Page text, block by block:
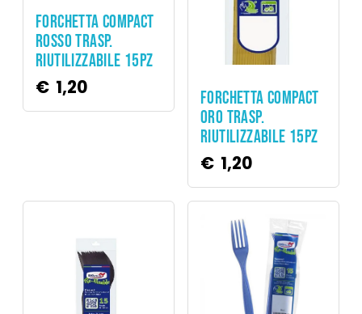
FORCHETTA COMPACT
ROSSO TRASP.
RIUTILIZZABILE 15PZ
€ 1,20
FORCHETTA COMPACT
ORO TRASP.
RIUTILIZZABILE 15PZ
€ 1,20